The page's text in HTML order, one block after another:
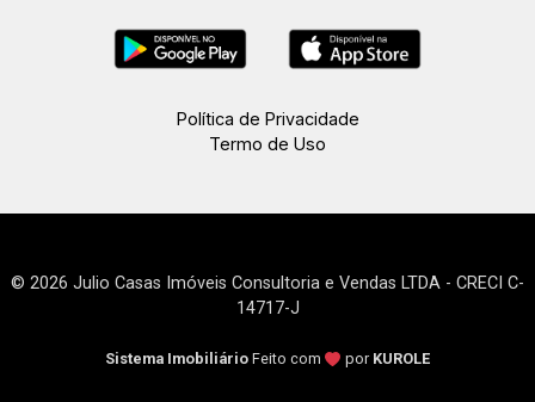
Política de Privacidade
Termo de Uso
© 2026 Julio Casas Imóveis Consultoria e Vendas LTDA - CRECI C-
14717-J
Sistema Imobiliário Feito com por KUROLE